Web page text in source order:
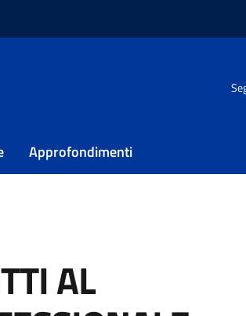
Approfondimenti
AL RISPETTIVO ALBO
AL